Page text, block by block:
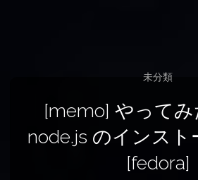
[memo] やって
node.js のインスト
[fedora]
未分類